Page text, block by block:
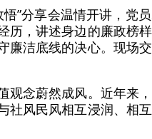
”分享会温情开讲，党
历，讲述身边的廉政榜
洁底线的决心。现场
观念蔚然成风。近年来
社风民风相互浸润、相